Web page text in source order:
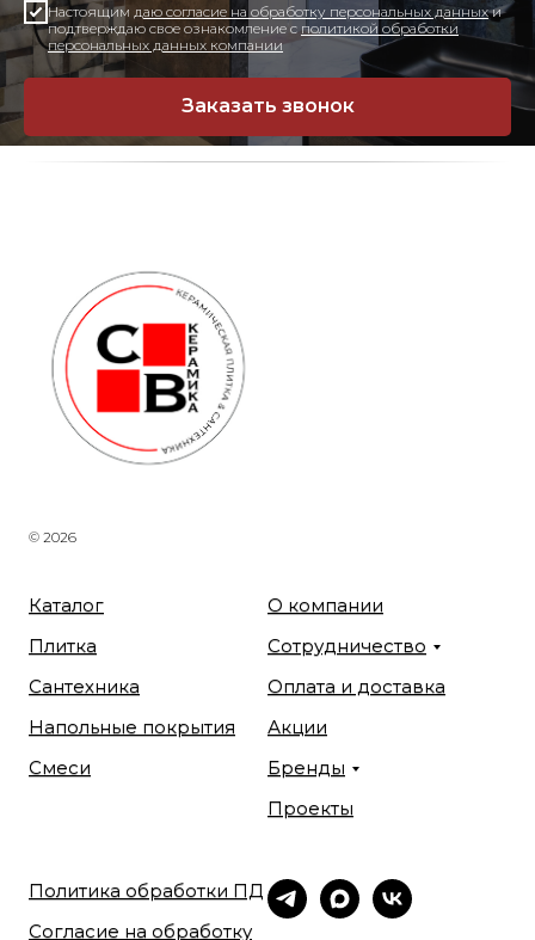
Настоящим даю согласие на обработку персональных данныхи
подтверждаю свое ознакомление с политикой обработки
персональных данных компании
Заказать звонок
© 2026
Каталог
Плитка
Сантехника
Напольные покрытия
Смеси
О компании
Сотрудничество
Оплата и доставка
Акции
Бренды
Проекты
Политика обработки ПД
Согласие на обработку